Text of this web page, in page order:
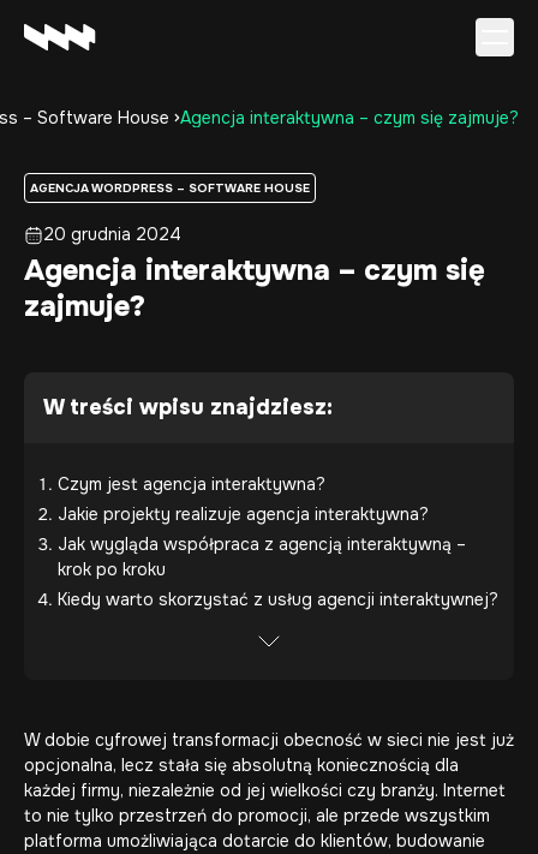
Realizacje
O firmie
Kariera
Baza wiedzy
Kontakt
– Software House Agencja interaktywna – czym się zajmuje?
AGENCJA WORDPRESS – SOFTWARE HOUSE
20 grudnia 2024
Agencja interaktywna – czym się
zajmuje?
W treści wpisu znajdziesz:
Czym jest agencja interaktywna?
Jakie projekty realizuje agencja interaktywna?
Jak wygląda współpraca z agencją interaktywną –
krok po kroku
Kiedy warto skorzystać z usług agencji interaktywnej?
W dobie cyfrowej transformacji obecność w sieci nie jest już
opcjonalna, lecz stała się absolutną koniecznością dla
każdej firmy, niezależnie od jej wielkości czy branży. Internet
to nie tylko przestrzeń do promocji, ale przede wszystkim
platforma umożliwiająca dotarcie do klientów, budowanie